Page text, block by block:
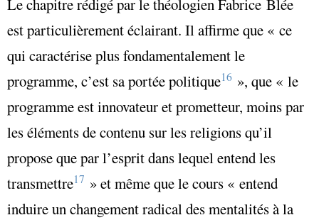
Le chapitre rédigé par le théologien Fabrice Blée
est particulièrement éclairant. Il affirme que « ce
qui caractérise plus fondamentalement le
programme, c’est sa portée politique16 », que « le
programme est innovateur et prometteur, moins par
les éléments de contenu sur les religions qu’il
propose que par l’esprit dans lequel entend les
transmettre17 » et même que le cours « entend
induire un changement radical des mentalités à la